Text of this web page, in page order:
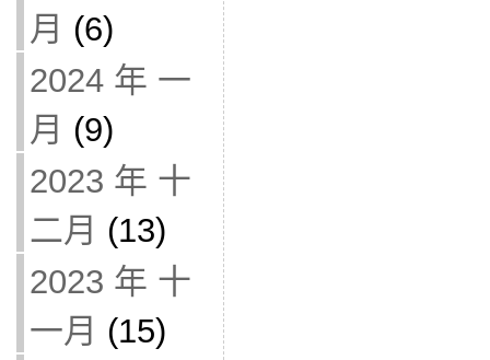
月 (6)
2024 年 一
月 (9)
2023 年 十
二月 (13)
2023 年 十
一月 (15)